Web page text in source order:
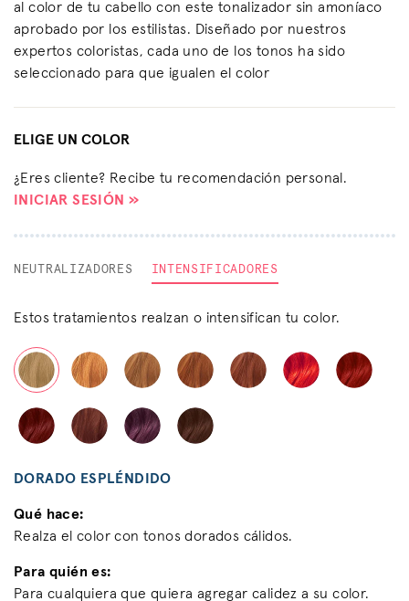
al color de tu cabello con este tonalizador sin amoníaco
aprobado por los estilistas. Diseñado por nuestros
expertos coloristas, cada uno de los tonos ha sido
seleccionado para que igualen el color
ELIGE UN COLOR
¿Eres cliente? Recibe tu recomendación personal.
INICIAR SESIÓN »
NEUTRALIZADORES INTENSIFICADORES
Estos tratamientos realzan o intensifican tu color.
DORADO ESPLÉNDIDO
Qué hace:
Realza el color con tonos dorados cálidos.
Para quién es:
Para cualquiera que quiera agregar calidez a su color.